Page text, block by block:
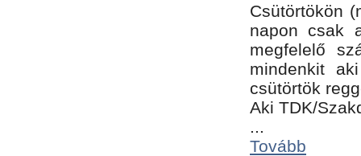
Csütörtökön
napon csak
megfelelő
mindenkit
csütörtök
Aki TDK/
...
Tovább